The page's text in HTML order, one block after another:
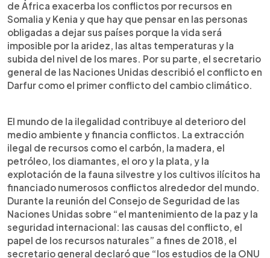
de África exacerba los conflictos por recursos en
Somalia y Kenia y que hay que pensar en las personas
obligadas a dejar sus países porque la vida será
imposible por la aridez, las altas temperaturas y la
subida del nivel de los mares. Por su parte, el secretario
general de las Naciones Unidas describió el conflicto en
Darfur como el primer conflicto del cambio climático.
El mundo de la ilegalidad contribuye al deterioro del
medio ambiente y financia conflictos. La extracción
ilegal de recursos como el carbón, la madera, el
petróleo, los diamantes, el oro y la plata, y la
explotación de la fauna silvestre y los cultivos ilícitos ha
financiado numerosos conflictos alrededor del mundo.
Durante la reunión del Consejo de Seguridad de las
Naciones Unidas sobre “el mantenimiento de la paz y la
seguridad internacional: las causas del conflicto, el
papel de los recursos naturales” a fines de 2018, el
secretario general declaró que “los estudios de la ONU